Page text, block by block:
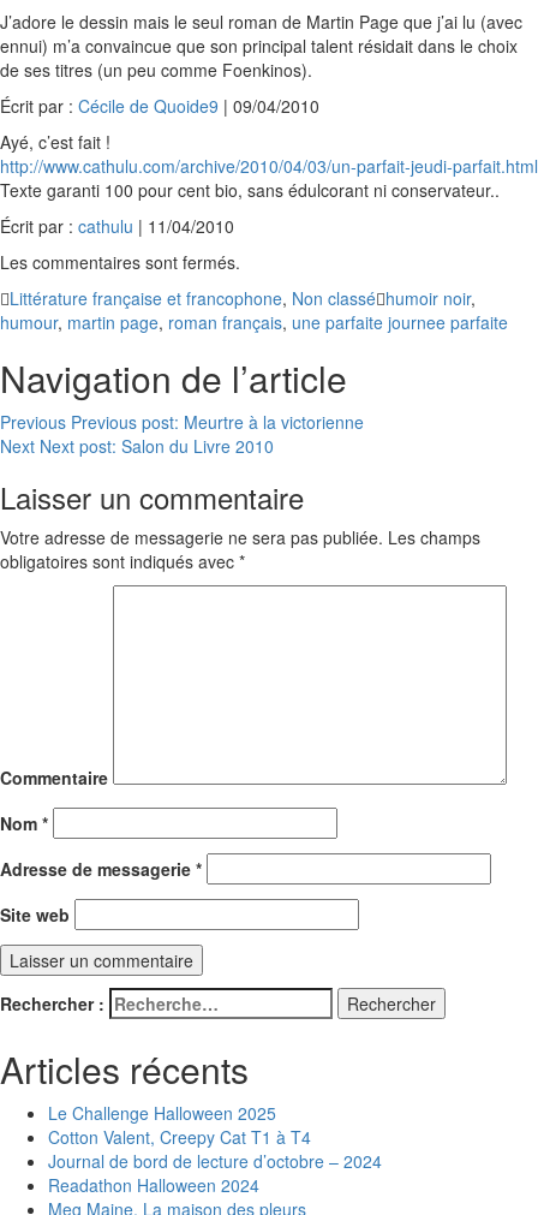
J’adore le dessin mais le seul roman de Martin Page que j’ai lu (avec
ennui) m’a convaincue que son principal talent résidait dans le choix
de ses titres (un peu comme Foenkinos).
Écrit par : Cécile de Quoide9 | 09/04/2010
Ayé, c’est fait !
http://www.cathulu.com/archive/2010/04/03/un-parfait-jeudi-parfait.html
Texte garanti 100 pour cent bio, sans édulcorant ni conservateur..
Écrit par : cathulu | 11/04/2010
Les commentaires sont fermés.
Littérature française et francophone, Non classé humoir noir,
humour, martin page, roman français, une parfaite journee parfaite
Navigation de l’article
Previous Previous post: Meurtre à la victorienne
Next Next post: Salon du Livre 2010
Laisser un commentaire
Votre adresse de messagerie ne sera pas publiée. Les champs
obligatoires sont indiqués avec *
Commentaire
Nom *
Adresse de messagerie *
Site web
Rechercher :
Articles récents
Le Challenge Halloween 2025
Cotton Valent, Creepy Cat T1 à T4
Journal de bord de lecture d’octobre – 2024
Readathon Halloween 2024
Meg Maine, La maison des pleurs